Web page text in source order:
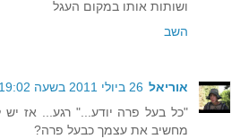
ושותות אותו במקום העגל
השב
אוריאל 26 ביולי 2011 בשעה 19:02
"כל בעל פרה יודע..." רגע... אז
מחשיב את עצמך כבעל פרה?